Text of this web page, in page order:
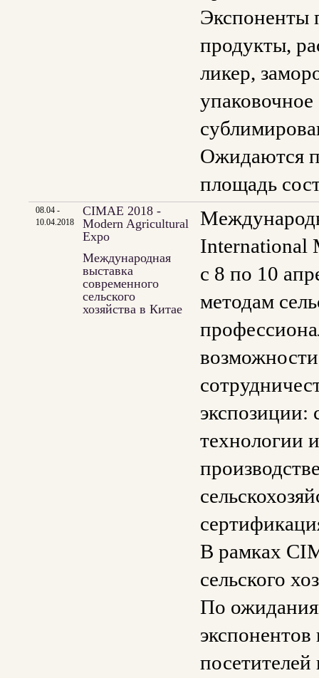
Экспоненты
продукты,
ликер,
Ожидаются
площадь
08.04 -
10.04.2018
CIMAE 2018 -
Modern Agricultural
Expo
Международная
выставка
современного
сельского
хозяйства в Китае
International
с 8 по 10
методам
экспозиции:
технологии
В рамках
сельского
По